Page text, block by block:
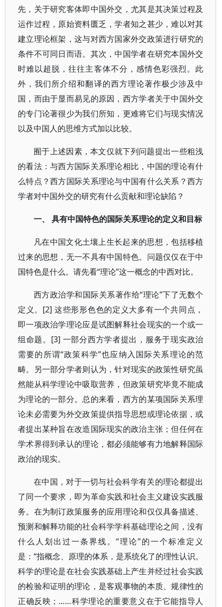
先，关于研究客体即中国外交，尤其是其决策过程及
运作过程，原始资料匮乏，学者知之甚少，难以对其
建立理论框架，这与对西方国家外交政策进行研究的
条件不可同日而语。其次，中国学者在研究本国外交
时难以超脱，往往主客体不分，感情色彩强烈。此
外，我们所介绍和翻译的西方理论著作极少涉及中
国，而由于显而易见的原因，西方学者关于中国外交
的专门论著很少为我们所知，更难将它们与现实情况
以及中国人的思维方式加以比较。
囿于上述因素，本文仅就下列问题提出一些粗浅
的看法：与西方国际关系理论相比，中国的理论有什
么特点？西方国际关系理论与中国有什么关系？西方
学者对中国外交的研究有什么贡献和理论缺陷？
一、 具有中国特色的国际关系理论的定义和目标
凡在中国文化土壤上生长起来的思想，包括移植
过来的思想，无一不具有中国特色。问题仅仅在于中
国特色是什么。请先看“理论”这一概念的中西对比。
西方政治学和国际关系著作给“理论”下了无数个
定义。[2] 这些形形色色的定义大多有一个共同点，
即一项政治学理论应是试图解释社会现实的一个或一
组命题。[3] 一部分西方学者提出，服务于现实政治
需要的所谓“政策科学”也应纳入国际关系理论的范
畴。另一部分学者则认为，针对现实的政策性研究虽
然能从科学理论中吸取营养，但政策研究毕竟不能成
为理论的一部分。总的来看，西方的某项国际关系理
论未必需要为外交政策提供指导思想或理论依据，或
者提出某种旨在改造国际现实的政治主张；但任何在
学术界得到承认的理论，都必须能够有力地解释国际
政治的现实。
在中国，对于一切与社会科学有关的理论都提出
了同一个要求，即为革命实践和社会主义建设实践服
务。在为制订政策服务的应用理论和仅仅具备描述、
预测和解释功能的社会科学学科基础理论之间，没有
什么人划出过一条界线。“理论”的一个标准定义
是：“指概念、原理的体系，是系统化了的理性认识。
科学的理论是在社会实践基础上产生并经过社会实践
的检验和证明的理论，是客观事物的本质、规律性的
正确反映；……科学理论的重要意义在于它能指导人